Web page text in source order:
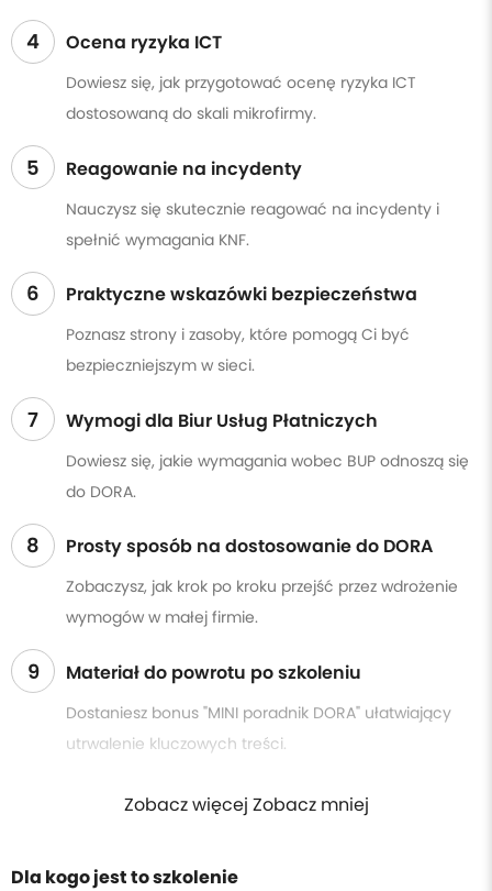
4 Ocena ryzyka ICT
Dowiesz się, jak przygotować ocenę ryzyka ICT
dostosowaną do skali mikrofirmy.
5 Reagowanie na incydenty
Nauczysz się skutecznie reagować na incydenty i
spełnić wymagania KNF.
6 Praktyczne wskazówki bezpieczeństwa
Poznasz strony i zasoby, które pomogą Ci być
bezpieczniejszym w sieci.
7 Wymogi dla Biur Usług Płatniczych
Dowiesz się, jakie wymagania wobec BUP odnoszą się
do DORA.
8 Prosty sposób na dostosowanie do DORA
Zobaczysz, jak krok po kroku przejść przez wdrożenie
wymogów w małej firmie.
9 Materiał do powrotu po szkoleniu
Dostaniesz bonus "MINI poradnik DORA" ułatwiający
utrwalenie kluczowych treści.
Zobacz więcej Zobacz mniej
Dla kogo jest to szkolenie